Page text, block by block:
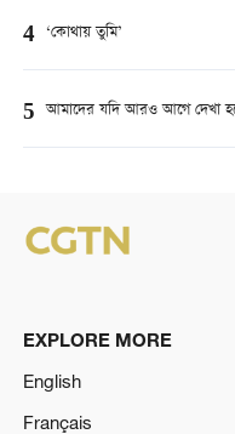
4 ‘কোথায় তুমি’
5 আমাদের যদি আরও আগে দেখা
EXPLORE MORE
English
Français